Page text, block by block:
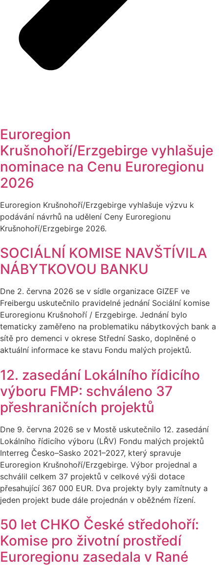
Euroregion
Krušnohoří/Erzgebirge vyhlašuje
nominace na Cenu Euroregionu
2026
Euroregion Krušnohoří/Erzgebirge vyhlašuje výzvu k
podávání návrhů na udělení Ceny Euroregionu
Krušnohoří/Erzgebirge 2026.
SOCIÁLNÍ KOMISE NAVŠTÍVILA
NÁBYTKOVOU BANKU
Dne 2. června 2026 se v sídle organizace GIZEF ve
Freibergu uskutečnilo pravidelné jednání Sociální komise
Euroregionu Krušnohoří / Erzgebirge. Jednání bylo
tematicky zaměřeno na problematiku nábytkových bank a
sítě pro demenci v okrese Střední Sasko, doplněné o
aktuální informace ke stavu Fondu malých projektů.
12. zasedání Lokálního řídicího
výboru FMP: schváleno 37
přeshraničních projektů
Dne 9. června 2026 se v Mostě uskutečnilo 12. zasedání
Lokálního řídicího výboru (LŘV) Fondu malých projektů
Interreg Česko–Sasko 2021–2027, který spravuje
Euroregion Krušnohoří/Erzgebirge. Výbor projednal a
schválil celkem 37 projektů v celkové výši dotace
přesahující 367 000 EUR. Dva projekty byly zamítnuty a
jeden projekt bude dále projednán v oběžném řízení.
50 let CHKO České středohoří:
Komise pro životní prostředí
Euroregionu zasedala v Rané